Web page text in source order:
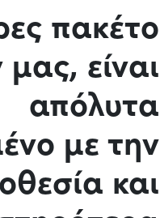
πακέτο
είναι
απόλυτα
με την
και